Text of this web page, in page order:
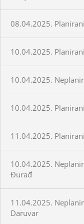
08.04.2025.
10.04.2025.
10.04.2025.
10.04.2025.
11.04.2025.
10.04.2025.
Đurađ
11.04.2025.
Daruvar